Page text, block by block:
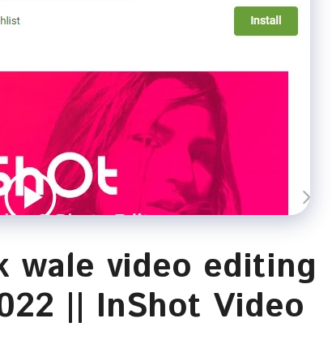
wale video editing
|| InShot Video